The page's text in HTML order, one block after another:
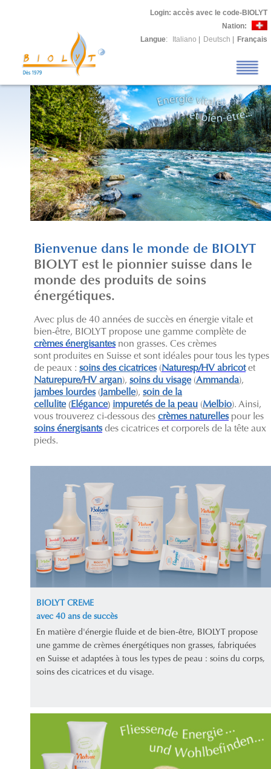
Login: accès avec le code-BIOLYT
Nation:
Langue: Italiano Deutsch Français
Bienvenue dans le monde de BIOLYT
BIOLYT est le pionnier suisse dans le
monde des produits de soins
énergétiques.
Avec plus de 40 années de succès en énergie vitale et
bien-être, BIOLYT propose une gamme complète de
crèmes énergisantesnon grasses. Ces crèmes
sont produites en Suisse et sont idéales pour tous les types
de peaux : soins des cicatrices(Naturesp/HV abricotet
Naturepure/HV argan), soins du visage(Ammanda),
jambes lourdes(Jambelle), soin de la
cellulite(Elégance) impuretés de la peau (Melbio). Ainsi,
vous trouverez ci-dessous des crèmes naturelles pour les
soins énergisantsdes cicatrices et corporels de la tête aux
pieds.
BIOLYT CREME
avec 40 ans de succès
En matière d'énergie fluide et de bien-être, BIOLYT propose
une gamme de crèmes énergétiques non grasses, fabriquées
en Suisse et adaptées à tous les types de peau : soins du corps,
soins des cicatrices et du visage.